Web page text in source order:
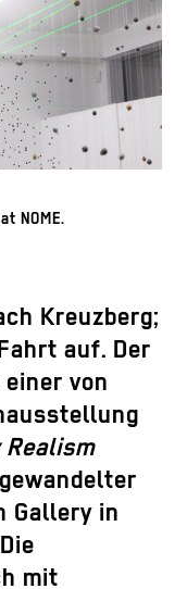
NOME.
Kreuzberg;
auf. Der
von
Gallery in
mit